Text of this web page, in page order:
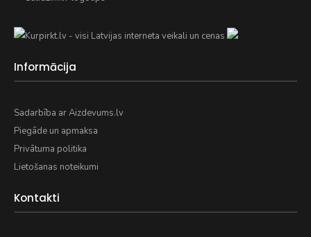
Informācija
Sadarbība ar Aizdevums.lv
Piegāde un apmaksa
Privātuma politika
Lietošanas noteikumi
Kontakti